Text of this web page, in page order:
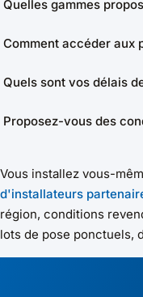
Quelles gammes
Comment accéder aux
Quels sont vos délais
Proposez-vous des
Vous installez vous-
d'installateurs
région, conditions
lots de pose ponctuels,